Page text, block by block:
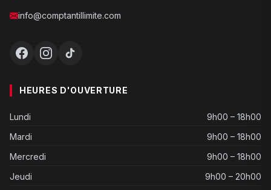
info@comptantillimite.com
HEURES D'OUVERTURE
Lundi
9h00 – 18h00
Mardi
9h00 – 18h00
Mercredi
9h00 – 18h00
Jeudi
9h00 – 20h00